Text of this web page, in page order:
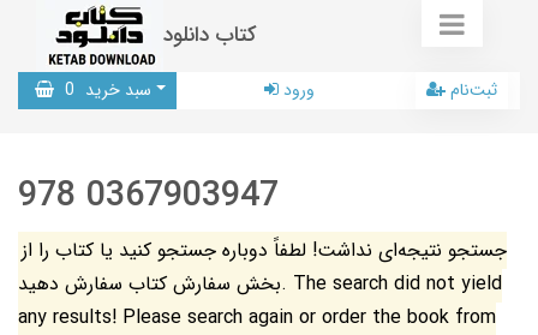
کتاب دانلود
سبد خرید 0 ورود ثبت‌نام
978 0367903947
جستجو نتیجه‌ای نداشت! لطفاً دوباره جستجو کنید یا کتاب را از
بخش سفارش کتاب سفارش دهید. The search did not yield
any results! Please search again or order the book from